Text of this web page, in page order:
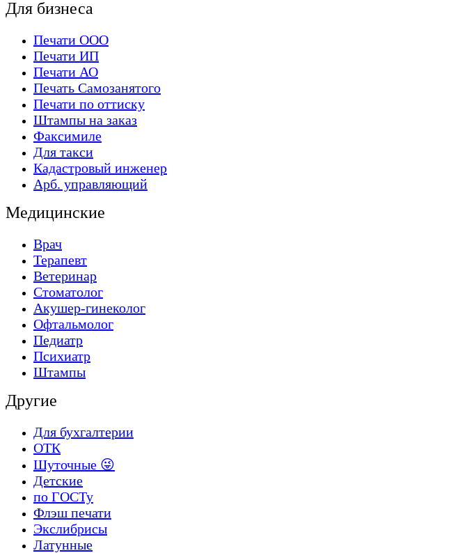
Для бизнеса
Печати ООО
Печати ИП
Печати АО
Печать Самозанятого
Печати по оттиску
Штампы на заказ
Факсимиле
Для такси
Кадастровый инженер
Арб. управляющий
Медицинские
Врач
Терапевт
Ветеринар
Стоматолог
Акушер-гинеколог
Офтальмолог
Педиатр
Психиатр
Штампы
Другие
Для бухгалтерии
ОТК
Шуточные 😜
Детские
по ГОСТу
Флэш печати
Экслибрисы
Латунные